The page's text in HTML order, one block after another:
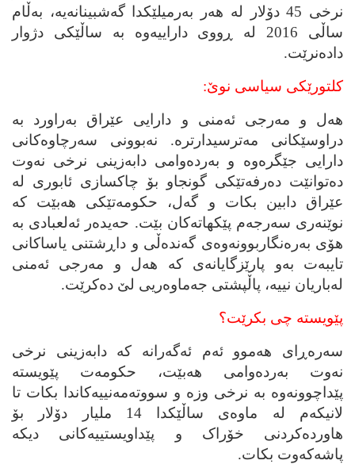
نرخی 45 دۆلار له‌ هه‌ر به‌رمیلێکدا گه‌شبینانه‌یه‌، به‌ڵام
ساڵی 2016 له‌ ڕووی داراییه‌وه‌ به‌ ساڵێکی دژوار
داده‌نرێت.
کلتورێکی سیاسی نوێ:
هه‌ل و مه‌رجی ئه‌منی و دارایی عێراق به‌راورد به‌
دراوسێکانی مه‌ترسیدارتره‌. نه‌بوونی سه‌رچاوه‌کانی
دارایی جێگره‌وه‌ و به‌رده‌وامی دابه‌زینی نرخی نه‌وت
ده‌توانێت ده‌رفه‌تێکی گونجاو بۆ چاکسازی ئابوری له‌
عێراق دابین بکات و گه‌ل، حکومه‌تێکی هه‌بێت که‌
نوێنه‌ری سه‌رجه‌م پێکهاته‌کان بێت. حه‌یده‌ر ئه‌لعبادی به‌
هۆی به‌ره‌نگاربوونه‌وه‌ی گه‌نده‌ڵی و داڕشتنی یاساکانی
تایبه‌ت به‌و پارێزگایانه‌ی که‌ هه‌ل و مه‌رجی ئه‌منی
له‌باریان نییه‌، پاڵپشتی جه‌ماوه‌ریی لێ ده‌کرێت.
پێویسته‌ چی بکرێت؟
سه‌ره‌ڕای هه‌موو ئه‌م ئه‌گه‌رانه‌ که‌ دابه‌زینی نرخی
نه‌وت به‌رده‌وامی هه‌بێت، حکومه‌ت پێویسته‌
پێداچوونه‌وه‌ به‌ نرخی وزه‌ و سووته‌مه‌نییه‌کاندا بکات تا
لانیکه‌م له‌ ماوه‌ی ساڵێکدا 14 ملیار دۆلار بۆ
هاورده‌کردنی خۆراک و پێداویستییه‌کانی دیکه‌
پاشه‌که‌وت بکات.